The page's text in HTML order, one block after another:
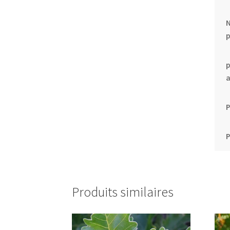
Produits similaires